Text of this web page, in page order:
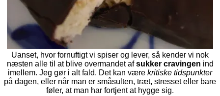
Uanset, hvor fornuftigt vi spiser og lever, så kender vi nok
næsten alle til at blive overmandet afsukker cravingen ind
imellem. Jeg gør i alt fald. Det kan være kritiske tidspunkter
på dagen, eller når man er småsulten, træt, stresset eller bare
føler, at man har fortjent at hygge sig.